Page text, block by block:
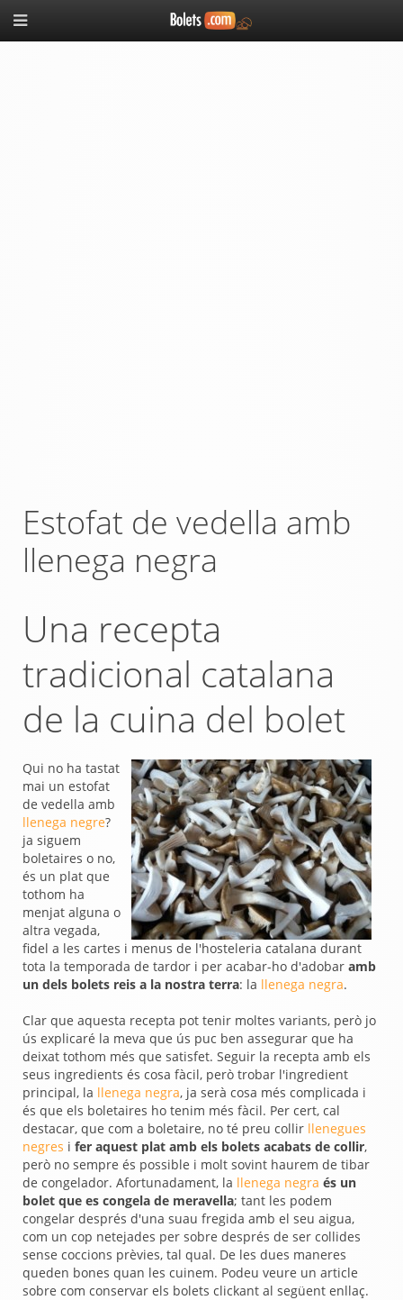
Estofat de vedella amb
llenega negra
Una recepta
tradicional catalana
de la cuina del bolet
Qui no ha tastat
mai un estofat
de vedella amb
llenega negre?
ja siguem
boletaires o no,
és un plat que
tothom ha
menjat alguna o
altra vegada,
fidel a les cartes i menus de l'hosteleria catalana durant
tota la temporada de tardor i per acabar-ho d'adobar amb
un dels bolets reis a la nostra terra: la llenega negra.
Clar que aquesta recepta pot tenir moltes variants, però jo
ús explicaré la meva que ús puc ben assegurar que ha
deixat tothom més que satisfet. Seguir la recepta amb els
seus ingredients és cosa fàcil, però trobar l'ingredient
principal, la llenega negra, ja serà cosa més complicada i
és que els boletaires ho tenim més fàcil. Per cert, cal
destacar, que com a boletaire, no té preu collir llenegues
negres i fer aquest plat amb els bolets acabats de collir,
però no sempre és possible i molt sovint haurem de tibar
de congelador. Afortunadament, la llenega negra és un
bolet que es congela de meravella; tant les podem
congelar després d'una suau fregida amb el seu aigua,
com un cop netejades per sobre després de ser collides
sense coccions prèvies, tal qual. De les dues maneres
queden bones quan les cuinem. Podeu veure un article
sobre com conservar els bolets clickant al següent enllaç.